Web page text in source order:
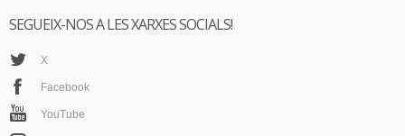
SEGUEIX-NOS A LES XARXES SOCIALS!
X
Facebook
YouTube